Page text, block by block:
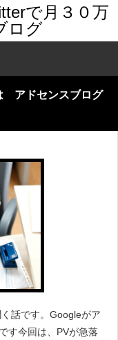
で月３０万
ログ
アドセンスブログ
話です。Googleがア
す今回は、PVが急落